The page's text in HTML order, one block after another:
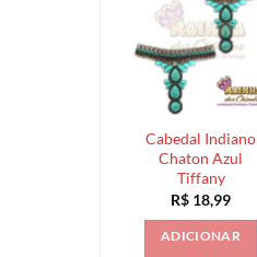
Cabedal Indiano
Chaton Azul
Tiffany
R$ 18,99
ADICIONAR